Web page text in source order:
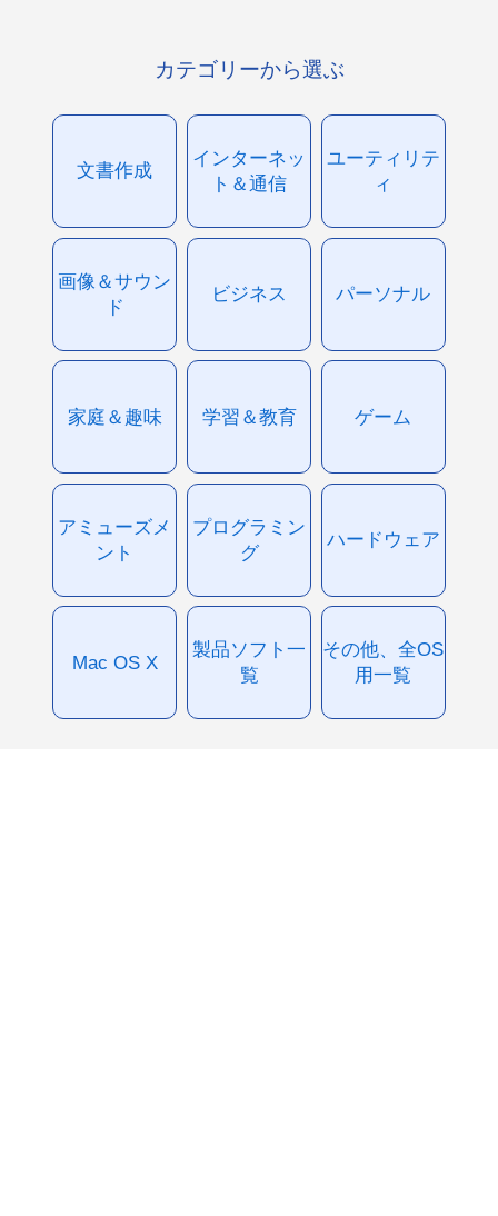
カテゴリーから選ぶ
文書作成
インターネッ
ト＆通信
ユーティリテ
ィ
画像＆サウン
ド
ビジネス パーソナル
家庭＆趣味 学習＆教育 ゲーム
アミューズメ
ント
プログラミン
グ
ハードウェア
Mac OS X
製品ソフト一
覧
その他、全OS
用一覧